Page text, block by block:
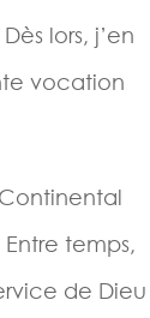
lors, j’en
vocation
temps,
de Dieu